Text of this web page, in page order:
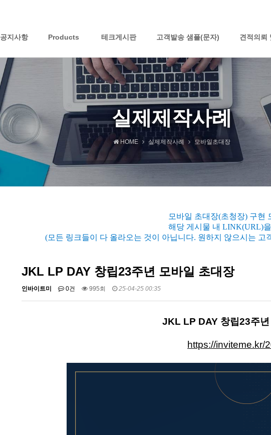
공지사항 Products 테크게시판 고객발송 샘플(문자) 견적의뢰
실제제작사례
HOME 실제제작사례 모바일초대장
모바일 초대장(초청장) 구현
해당 게시물 내 LINK(URL)
(모든 링크들이 다 올라오는 것이 아닙니다. 원하지 않으시는
JKL LP DAY 창립23주년 모바일 초대장
인바이트미 0건 995회 25-04-25 00:35
JKL LP DAY 창립23주
https://inviteme.kr/